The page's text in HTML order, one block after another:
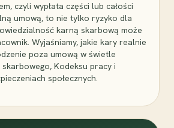
czyli wypłata części lub całości
umową, to nie tylko ryzyko dla
karną skarbową może
Wyjaśniamy, jakie kary realnie
poza umową w świetle
Kodeksu pracy i
społecznych.